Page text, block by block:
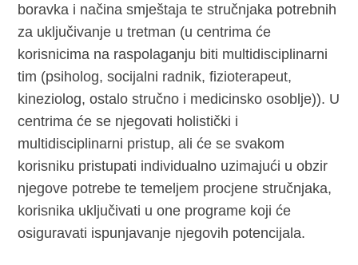
boravka i načina smještaja te stručnjaka potrebnih
za uključivanje u tretman (u centrima će
korisnicima na raspolaganju biti multidisciplinarni
tim (psiholog, socijalni radnik, fizioterapeut,
kineziolog, ostalo stručno i medicinsko osoblje)). U
centrima će se njegovati holistički i
multidisciplinarni pristup, ali će se svakom
korisniku pristupati individualno uzimajući u obzir
njegove potrebe te temeljem procjene stručnjaka,
korisnika uključivati u one programe koji će
osiguravati ispunjavanje njegovih potencijala.